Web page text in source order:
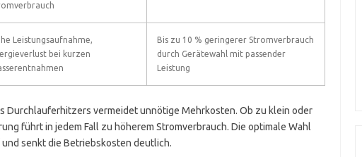
Leistungsaufnahme,
bei kurzen
Bis zu 10 % geringerer Stromverbrauch
durch Gerätewahl mit passender
Leistung
Durchlauferhitzers vermeidet unnötige Mehrkosten. Ob zu klein oder
führt in jedem Fall zu höherem Stromverbrauch. Die optimale Wahl
senkt die Betriebskosten deutlich.